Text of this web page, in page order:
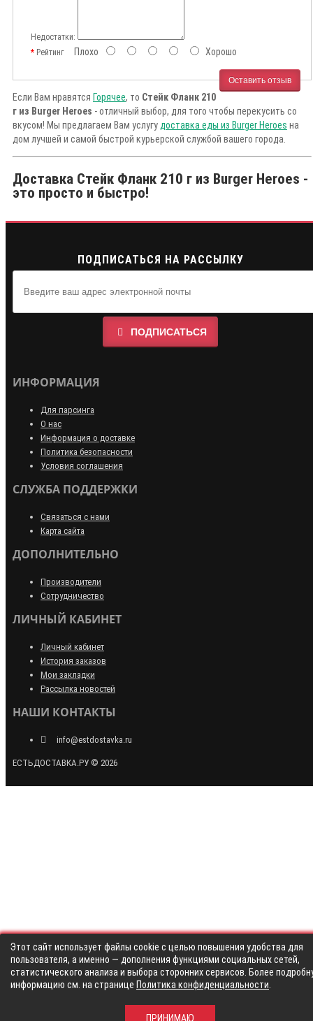
Недостатки:
РейтингПлохо Хорошо
Оставить отзыв
Если Вам нравятся Горячее, то Стейк Фланк 210
г из Burger Heroes - отличный выбор, для того чтобы перекусить со
вкусом! Мы предлагаем Вам услугу доставка еды из Burger Heroes на
дом лучшей и самой быстрой курьерской службой вашего города.
Доставка Стейк Фланк 210 г из Burger Heroes -
это просто и быстро!
ПОДПИСАТЬСЯ НА РАССЫЛКУ
ПОДПИСАТЬСЯ
ИНФОРМАЦИЯ
Для парсинга
О нас
Информация о доставке
Политика безопасности
Условия соглашения
СЛУЖБА ПОДДЕРЖКИ
Связаться с нами
Карта сайта
ДОПОЛНИТЕЛЬНО
Производители
Сотрудничество
ЛИЧНЫЙ КАБИНЕТ
Личный кабинет
История заказов
Мои закладки
Рассылка новостей
НАШИ КОНТАКТЫ
info@estdostavka.ru
ЕСТЬДОСТАВКА.РУ © 2026
Этот сайт использует файлы cookie с целью повышения удобства для
пользователя, а именно — дополнения функциями социальных сетей,
статистического анализа и выбора сторонних сервисов. Более
информацию см. на странице Политика конфиденциальности
ПРИНИМАЮ